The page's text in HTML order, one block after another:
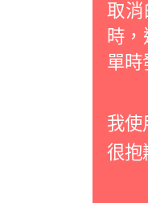
取
時
單時
我使
很抱